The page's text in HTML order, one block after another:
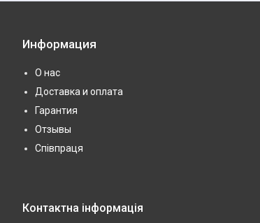
Информация
О нас
Доставка и оплата
Гарантия
Отзывы
Співпраця